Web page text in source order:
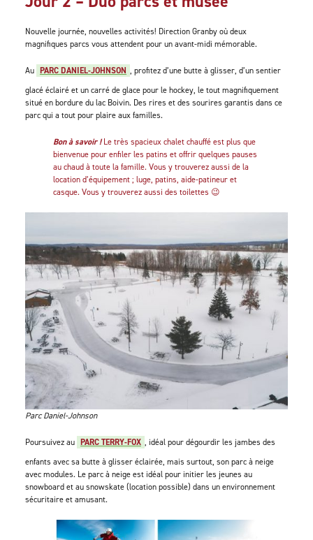
Nouvelle journée, nouvelles activités! Direction Granby où deux
magnifiques parcs vous attendent pour un avant-midi mémorable.
Au PARC DANIEL-JOHNSON , profitez d’une butte à glisser, d’un sentier
glacé éclairé et un carré de glace pour le hockey, le tout magnifiquement
situé en bordure du lac Boivin. Des rires et des sourires garantis dans ce
parc qui a tout pour plaire aux familles.
Bon à savoir !Le très spacieux chalet chauffé est plus que
bienvenue pour enfiler les patins et offrir quelques pauses
au chaud à toute la famille. Vous y trouverez aussi de la
location d’équipement ; luge, patins, aide-patineur et
casque. Vous y trouverez aussi des toilettes 😉
Parc Daniel-Johnson
Poursuivez au PARC TERRY-FOX , idéal pour dégourdir les jambes des
enfants avec sa butte à glisser éclairée, mais surtout, son parc à neige
avec modules. Le parc à neige est idéal pour initier les jeunes au
snowboard et au snowskate (location possible) dans un environnement
sécuritaire et amusant.